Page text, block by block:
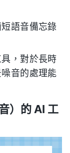
語音備忘錄
，對於長時
音的處理能
）的 AI 工